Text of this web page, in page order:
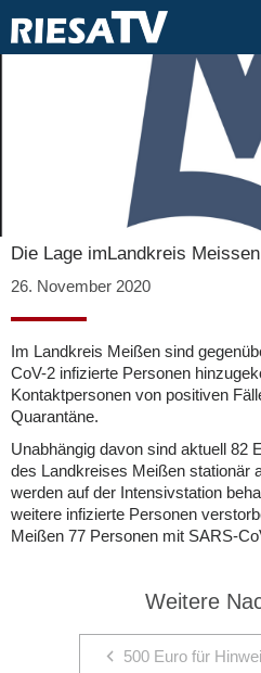
Die Lage imLandkreis Meissen
26. November 2020
Im Landkreis Meißen sind
CoV-2 infizierte Personen
Kontaktpersonen von positiven
Quarantäne.
Unabhängig davon sind aktuell 82
des Landkreises Meißen stationär
werden auf der Intensivstation
weitere infizierte Personen
Meißen 77 Personen mit SARS-
Weitere
500 Euro für